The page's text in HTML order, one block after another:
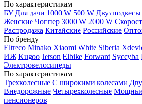
По характеристикам
БУ Для дачи 1000 W 500 W Двухподвесы
Женские Чоппер 3000 W 2000 W
Распродажа Китайские Российские
По бренду
Eltreco Minako Xiaomi White Siberia
ИЖ Kugoo Jetson Elbike Forward Syccyba
Электровелосипеды
По характеристикам
Трехколесные С широкими колесами
Внедорожные Четырехколесные
пенсионеров